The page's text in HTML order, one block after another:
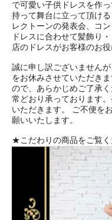
で可愛い子供ドレスを作
持って舞台に立って頂け
レクトーンの発表会、コ
ドレスに合わせて髪飾り
店のドレスがお客様のお
誠に申し訳ございません
をお休みさせていただき
ので、あらかじめご了承
常どおり承っております
いただきます。 ご不便を
願いいたします。
★こだわりの商品をご覧